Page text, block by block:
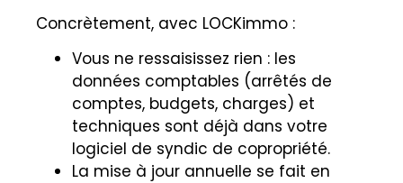
Concrètement, avec LOCKimmo :
Vous ne ressaisissez rien : les
données comptables (arrêtés de
comptes, budgets, charges) et
techniques sont déjà dans votre
logiciel de syndic de copropriété.
La mise à jour annuelle se fait en